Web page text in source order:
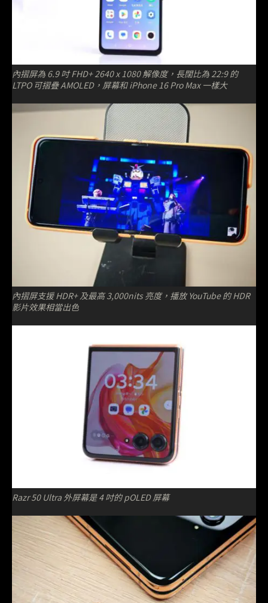
內摺屏為 6.9 吋 FHD+ 2640 x 1080 解像度，長闊比為 22:9 的
LTPO 可摺疊 AMOLED，屏幕和 iPhone 16 Pro Max 一樣大
內摺屏支援 HDR+ 及最高 3,000nits 亮度，播放 YouTube 的 HDR
影片效果相當出色
Razr 50 Ultra 外屏幕是 4 吋的 pOLED 屏幕